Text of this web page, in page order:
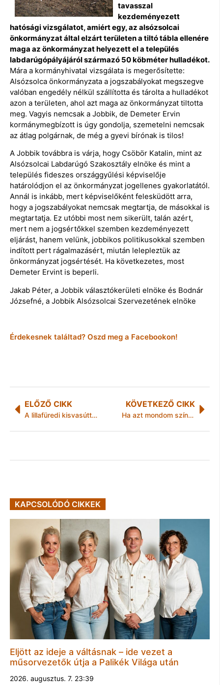
tavasszal
kezdeményezett
hatósági vizsgálatot, amiért egy, az alsózsolcai
önkormányzat által elzárt területen a tiltó tábla ellenére
maga az önkormányzat helyezett el a település
labdarúgópályájáról származó 50 köbméter hulladékot.
Mára a kormányhivatal vizsgálata is megerősítette:
Alsózsolca önkormányzata a jogszabályokat megszegve
valóban engedély nélkül szállította és tárolta a hulladékot
azon a területen, ahol azt maga az önkormányzat tiltotta
meg. Vagyis nemcsak a Jobbik, de Demeter Ervin
kormánymegbízott is úgy gondolja, szemetelni nemcsak
az átlag polgárnak, de még a gyevi bírónak is tilos!
A Jobbik továbbra is várja, hogy Csöbör Katalin, mint az
Alsózsolcai Labdarúgó Szakosztály elnöke és mint a
település fideszes országgyűlési képviselője
határolódjon el az önkormányzat jogellenes gyakorlatától.
Annál is inkább, mert képviselőként felesküdött arra,
hogy a jogszabályokat nemcsak megtartja, de másokkal is
megtartatja. Ez utóbbi most nem sikerült, talán azért,
mert nem a jogsértőkkel szemben kezdeményezett
eljárást, hanem velünk, jobbikos politikusokkal szemben
indított pert rágalmazásért, miután lelepleztük az
önkormányzat jogsértését. Ha következetes, most
Demeter Ervint is beperli.
Jakab Péter, a Jobbik választókerületi elnöke és Bodnár
Józsefné, a Jobbik Alsózsolcai Szervezetének elnöke
Érdekesnek találtad? Oszd meg a Facebookon!
ELŐZŐ CIKK
A lillafüredi kisvasúttal „Muzsikált az erdő”
KÖVETKEZŐ CIKK
Ha azt mondom színház, te azt mondod… (múlt, jelen, jövő)
KAPCSOLÓDÓ CIKKEK
Eljött az ideje a váltásnak – ide vezet a
műsorvezetők útja a Palikék Világa után
2026. augusztus. 7. 23:39